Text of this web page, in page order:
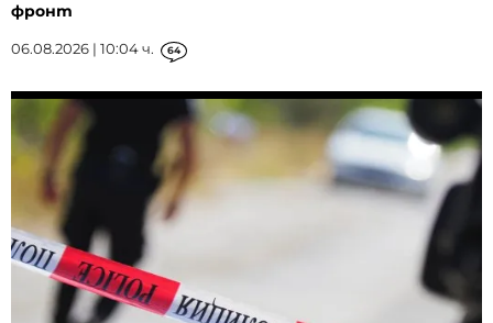
фронт
06.08.2026 | 10:04 ч. 64